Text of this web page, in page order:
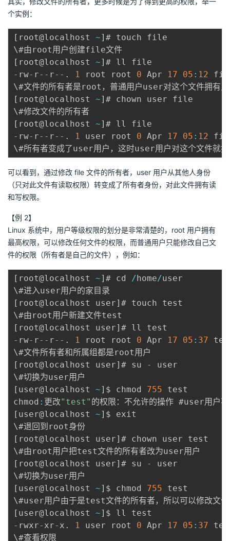
学
堂
我
的
课
我
的
证
我
实
验
的
收
持
我
的
技
术
支
持
我
的
云
声
建
议
个实例：
[ root@localhost ~] # touch file
[ root@localhost ~]
- rw- r-- r-- . 1 root root 0 Apr 17 05 : 12
[ root@localhost ~] # chown user file
[ root@localhost ~]
- rw- r-- r-- . 1 user root 0 Apr 17 05 : 12
可以看到，通过修改 file 文件的所有者，user 用户从其他人身份
（只对此文件有读取权限）转变成了所有者身份，对此文件拥有读
和写权限。
【例 2】
Linux 系统中，用户等级权限的划分是非常清楚的，root 用户拥有
最高权限，可以修改任何文件的权限，而普通用户只能修改自己文
件的权限（所有者是自己的文件），例如：
[ root@localhost ~] # cd /home/user
[ root@localhost user] # touch test
[ root@localhost user]
- rw- r-- r-- . 1 root root 0 Apr 17 05 : 37
[ root@localhost user] # su -
user
[ user@localhost ~] $ chmod 755 test
chmod : 更改"test"
[ user@localhost ~] $ exit
[ root@localhost user] # chown user test
[ root@localhost user] # su -
user
[ user@localhost ~] $ chmod 755 test
[ user@localhost ~]
- rwxr- xr- x . 1 user root 0 Apr 17 05 : 37